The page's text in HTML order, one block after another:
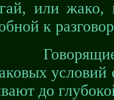
или жако,
к
до